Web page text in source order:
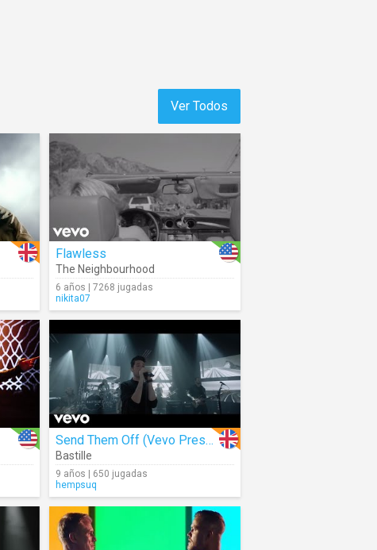
Ver Todos
Flawless
The Neighbourhood
6 años | 7268 jugadas
nikita07
Send Them Off (Vevo Presents)
Bastille
9 años | 650 jugadas
hempsuq